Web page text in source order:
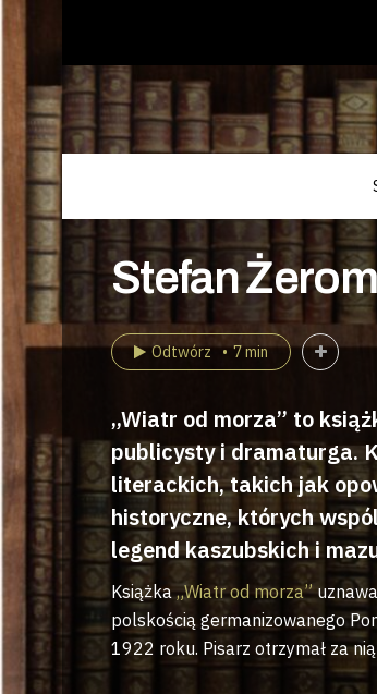
Stefan
Odtwórz 7 min
„Wiatr od morza” to
publicysty i dramaturga.
literackich, takich jak
historyczne, których
legend kaszubskich i
Książka„Wiatr od morza”
polskością germanizowanego
1922 roku. Pisarz otrzymał za